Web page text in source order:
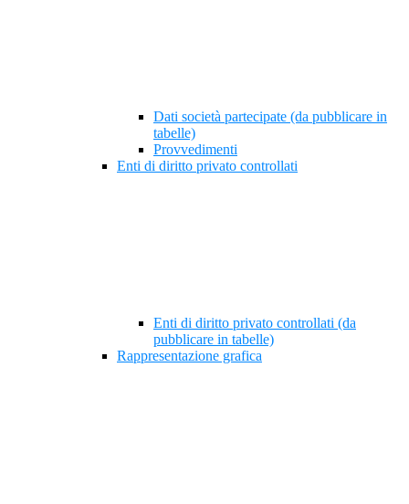
Dati società partecipate (da pubblicare in
tabelle)
Provvedimenti
Enti di diritto privato controllati
Enti di diritto privato controllati (da
pubblicare in tabelle)
Rappresentazione grafica